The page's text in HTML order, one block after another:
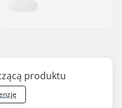
produktu